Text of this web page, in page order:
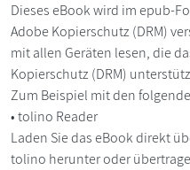
Dieses eBook wird im epub-
Adobe Kopierschutz (DRM)
mit allen Geräten lesen, die
Kopierschutz (DRM)
Zum Beispiel mit den
• tolino Reader
Laden Sie das eBook direkt
tolino herunter oder